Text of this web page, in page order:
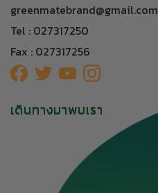
greenmatebrand@gmail.com
Tel : 027317250
Fax : 027317256
เดินทางมาพบเรา